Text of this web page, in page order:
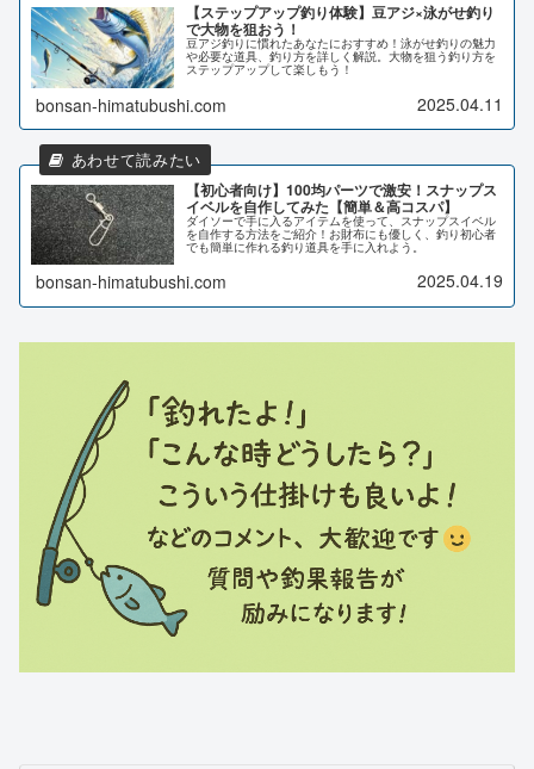
【ステップアップ釣り体験】豆アジ×泳がせ釣り
で大物を狙おう！
豆アジ釣りに慣れたあなたにおすすめ！泳がせ釣りの魅力
や必要な道具、釣り方を詳しく解説。大物を狙う釣り方を
ステップアップして楽しもう！
bonsan-himatubushi.com 2025.04.11
【初心者向け】100均パーツで激安！スナップス
イベルを自作してみた【簡単＆高コスパ】
ダイソーで手に入るアイテムを使って、スナップスイベル
を自作する方法をご紹介！お財布にも優しく、釣り初心者
でも簡単に作れる釣り道具を手に入れよう。
bonsan-himatubushi.com 2025.04.19